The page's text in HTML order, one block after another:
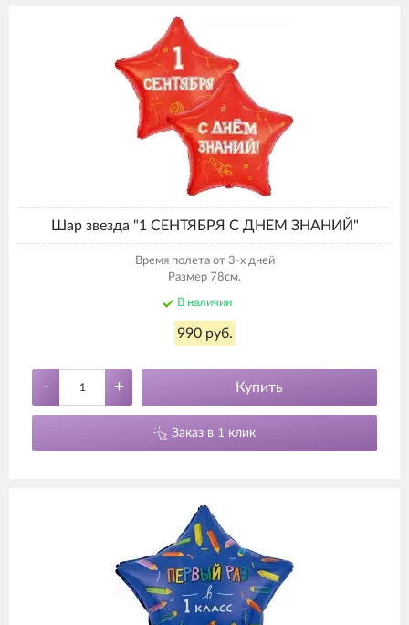
Шар звезда "1 СЕНТЯБРЯ С ДНЕМ ЗНАНИЙ"
Время полета от 3-х дней
Размер 78см.
В наличии
990 руб.
- + Купить
Заказ в 1 клик